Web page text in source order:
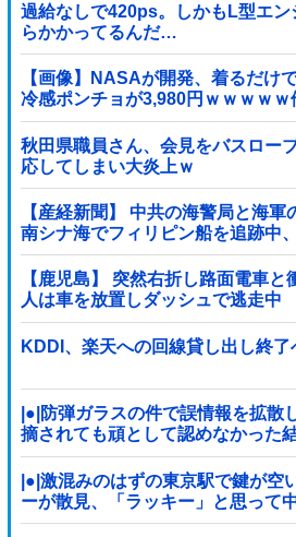
過給なしで420ps。しかもL型エ
らかかってるんだ…
【画像】NASAが開発、着るだけ
冷感ポンチョが3,980円ｗｗｗｗｗ
秋田県職員さん、会見をバスロー
応してしまい大炎上ｗ
【産経新聞】 中共の海警局と海
南シナ海でフィリピン船を追跡中
【鹿児島】 突然右折し路面電車
人は車を放置しダッシュで逃走中
KDDI、楽天への回線貸し出し終
|●|防弾ガラスの件で誤情報を拡散
摘されても頑として認めなかっ
|●|激混みのはずの東京駅で鍵が空
ーが散見、「ラッキー」と思って
と……